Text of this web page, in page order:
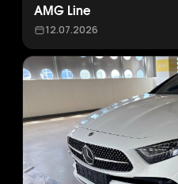
AMG Line
12.07.2026